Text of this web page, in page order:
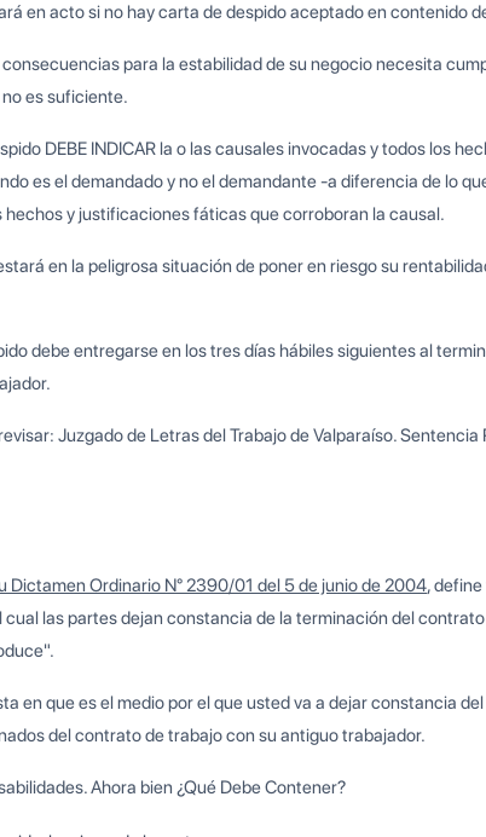
en acto si no hay carta de despido aceptado en contenido
para la estabilidad de su negocio necesita
es suficiente.
DEBE INDICAR la o las causales invocadas y todos los
es el demandado y no el demandante -a diferencia de lo
y justificaciones fáticas que corroboran la causal.
en la peligrosa situación de poner en riesgo su
debe entregarse en los tres días hábiles siguientes al
Juzgado de Letras del Trabajo de Valparaíso.
Dictamen Ordinario N° 2390/01 del 5 de junio de 2004,
las partes dejan constancia de la terminación del
en que es el medio por el que usted va a dejar constancia
del contrato de trabajo con su antiguo trabajador.
Ahora bien ¿Qué Debe Contener?